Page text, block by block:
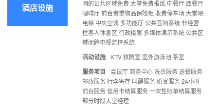
酒店设施
网的公共区域免费 大堂免费报纸 中餐厅 西餐厅
咖啡厅 前台贵重物品保险柜 收费停车场 大堂吧
电梯 中央空调 多功能厅 公共音响系统 非经营
性客人休息区 行政楼层 多媒体演示系统 公共区
域闭路电视监控系统
活动设施 KTV 棋牌室 室外游泳池 茶室
服务项目
会议厅 商务中心 洗衣服务 送餐服务
邮政服务 行李寄存 叫醒服务 婚宴服务 24小时
前台服务 信用卡结算服务 一次性账单结算服务
部分时段大堂经理